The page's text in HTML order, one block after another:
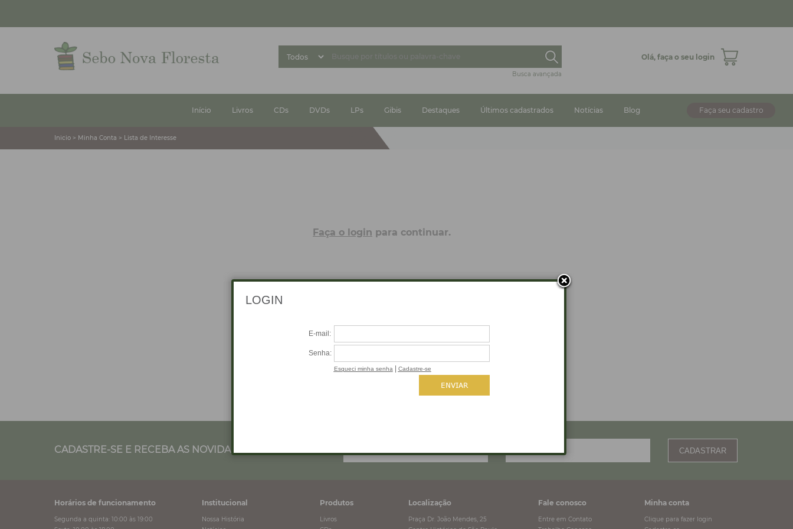
Busca avançada
Olá, faça o seu login
Faça seu cadastro
Início Livros CDs DVDs LPs Gibis Destaques Últimos cadastrados Notícias Blog
Inicio > Minha Conta > Lista de Interesse
Faça o login para continuar.
CADASTRE-SE E RECEBA AS NOVIDADES NO SEU E-MAIL CADASTRAR
Horários de funcionamento
Segunda a quinta: 10:00 às 19:00
Institucional
Nossa História
Produtos
Livros
Localização
Praça Dr. João Mendes, 25
Fale conosco
Entre em Contato
Minha conta
Clique para fazer login